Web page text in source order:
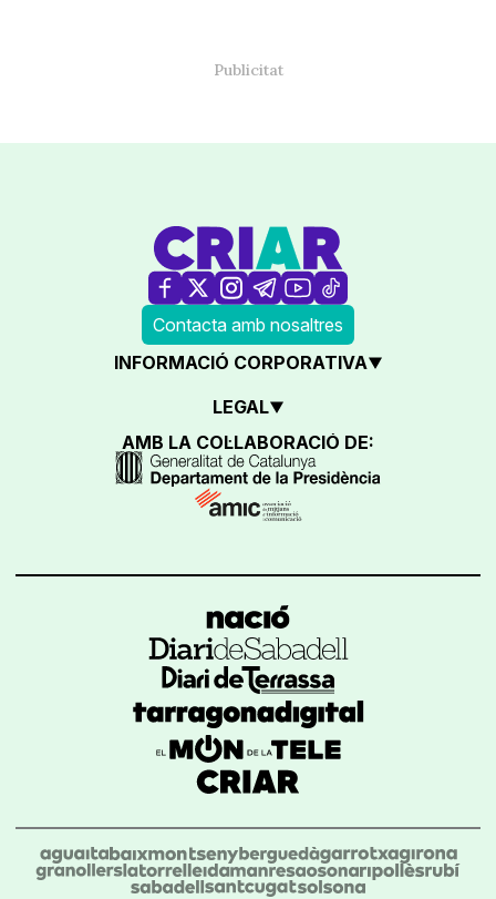
Contacta amb nosaltres
INFORMACIÓ CORPORATIVA
LEGAL
AMB LA COL·LABORACIÓ DE: